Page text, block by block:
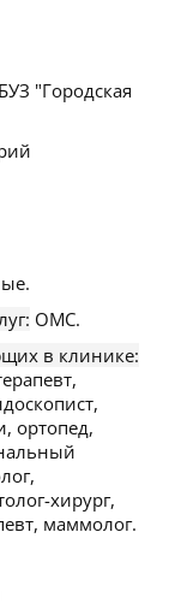
"Городская
ОМС.
в клинике:
ортопед,
хирург,
маммолог.